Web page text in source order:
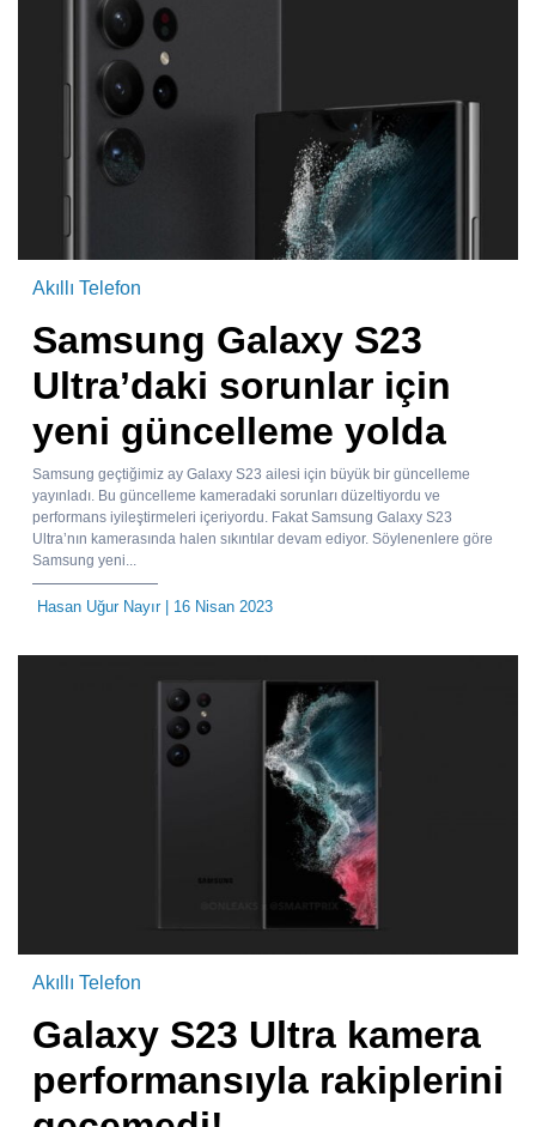
Akıllı Telefon
Samsung Galaxy S23
Ultra’daki sorunlar için
yeni güncelleme yolda
Samsung geçtiğimiz ay Galaxy S23 ailesi için büyük bir güncelleme
yayınladı. Bu güncelleme kameradaki sorunları düzeltiyordu ve
performans iyileştirmeleri içeriyordu. Fakat Samsung Galaxy S23
Ultra’nın kamerasında halen sıkıntılar devam ediyor. Söylenenlere göre
Samsung yeni...
Hasan Uğur Nayır| 16 Nisan 2023
Akıllı Telefon
Galaxy S23 Ultra kamera
performansıyla rakiplerini